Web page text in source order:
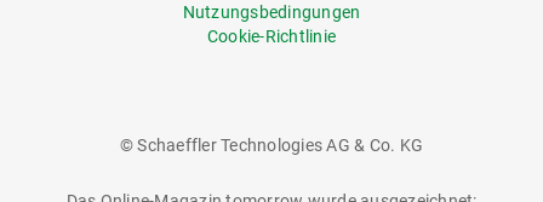
Nutzungsbedingungen
Cookie-Richtlinie
© Schaeffler Technologies AG & Co. KG